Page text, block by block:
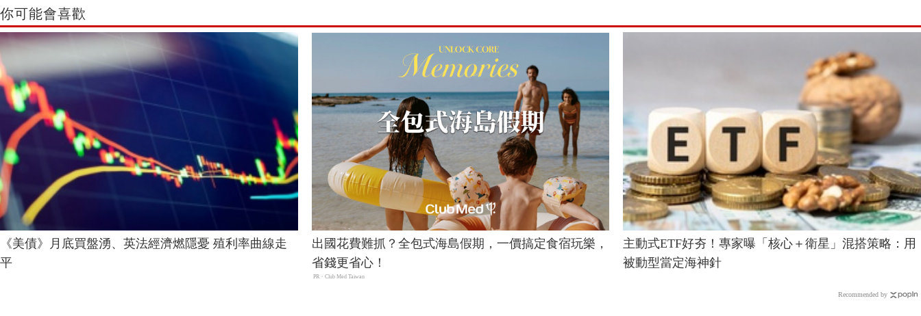
你可能會喜歡
《美債》月底買盤湧、英法經濟燃隱憂 殖利率曲線走
平
出國花費難抓？全包式海島假期，一價搞定食宿玩樂，
省錢更省心！
PR・Club Med Taiwan
主動式ETF好夯！專家曝「核心＋衛星」混搭策略：用
被動型當定海神針
Recommended by